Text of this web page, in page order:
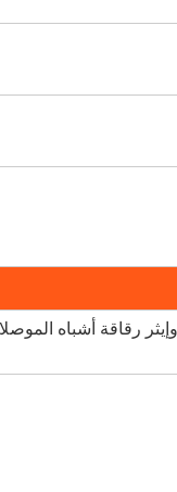
7200 هيدروفلوروإيثر